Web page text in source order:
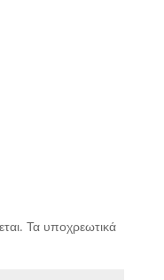
Τα υποχρεωτικά